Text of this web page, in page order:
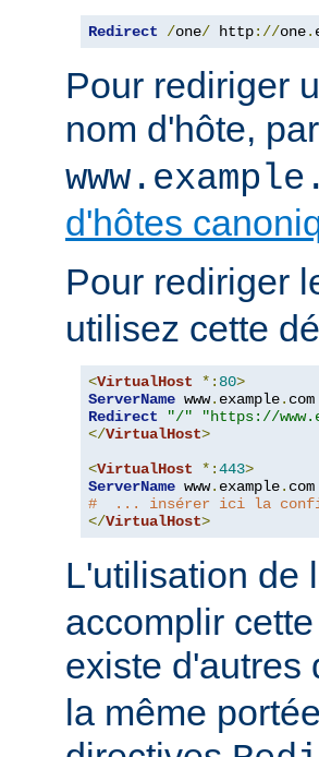
Redirect /one/ http://one.
Pour rediriger
nom d'hôte,
d'hôtes
Pour rediriger
utilisez cette
<VirtualHost *: 80>
ServerName www. example.
Redirect
"/"
"https://
</VirtualHost>
<VirtualHost *:443>
ServerName www. example.
#  ... insérer ici la
</VirtualHost>
L'utilisation de
accomplir
existe d'autres
la même